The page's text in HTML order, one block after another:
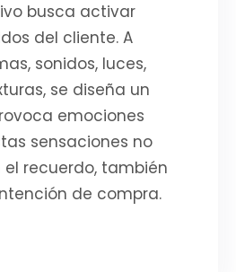
busca activar
del cliente. A
sonidos, luces,
se diseña un
emociones
sensaciones no
recuerdo, también
de compra.